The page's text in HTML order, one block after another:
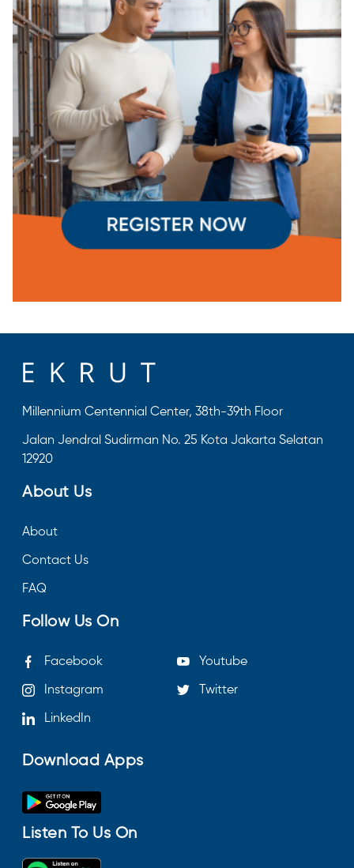
Millennium Centennial Center, 38th-39th Floor
Jalan Jendral Sudirman No. 25 Kota Jakarta Selatan
12920
About Us
About
Contact Us
FAQ
Follow Us On
Facebook Youtube
Instagram Twitter
LinkedIn
Download Apps
Listen To Us On